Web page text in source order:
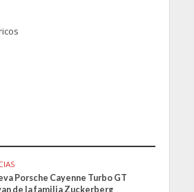
Porsche Cayenne Turbo GT
de la familia Zuckerberg